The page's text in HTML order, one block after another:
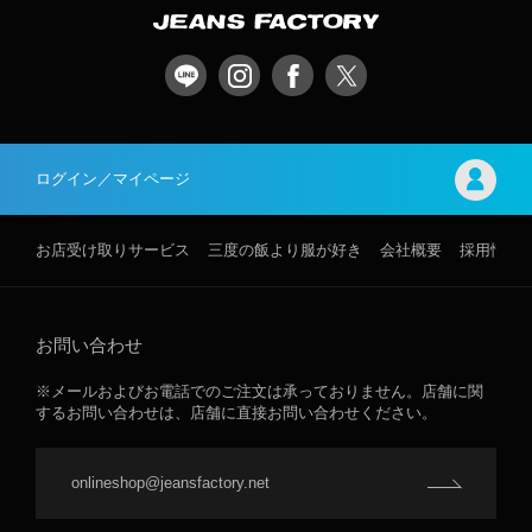
ログイン／マイページ
お店受け取りサービス 三度の飯より服が好き 会社概要 採用情報
お問い合わせ
※メールおよびお電話でのご注文は承っておりません。店舗に関
するお問い合わせは、店舗に直接お問い合わせください。
onlineshop@jeansfactory.net